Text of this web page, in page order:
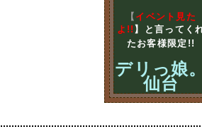
【 イベント見た
よ!! 】と言ってく
たお客様限定!!
デリっ娘
仙台